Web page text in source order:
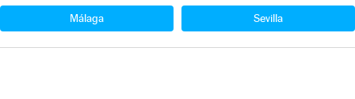
Málaga Sevilla